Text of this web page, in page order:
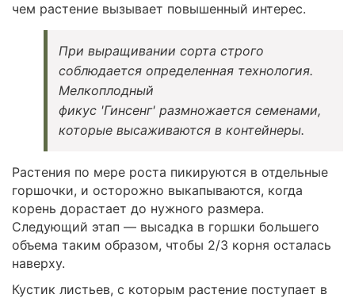
чем растение вызывает повышенный интерес.
При выращивании сорта строго
соблюдается определенная технология.
Мелкоплодный
фикус 'Гинсенг' размножается семенами,
которые высаживаются в контейнеры.
Растения по мере роста пикируются в отдельные
горшочки, и осторожно выкапываются, когда
корень дорастает до нужного размера.
Следующий этап — высадка в горшки большего
объема таким образом, чтобы 2/3 корня осталась
наверху.
Кустик листьев, с которым растение поступает в